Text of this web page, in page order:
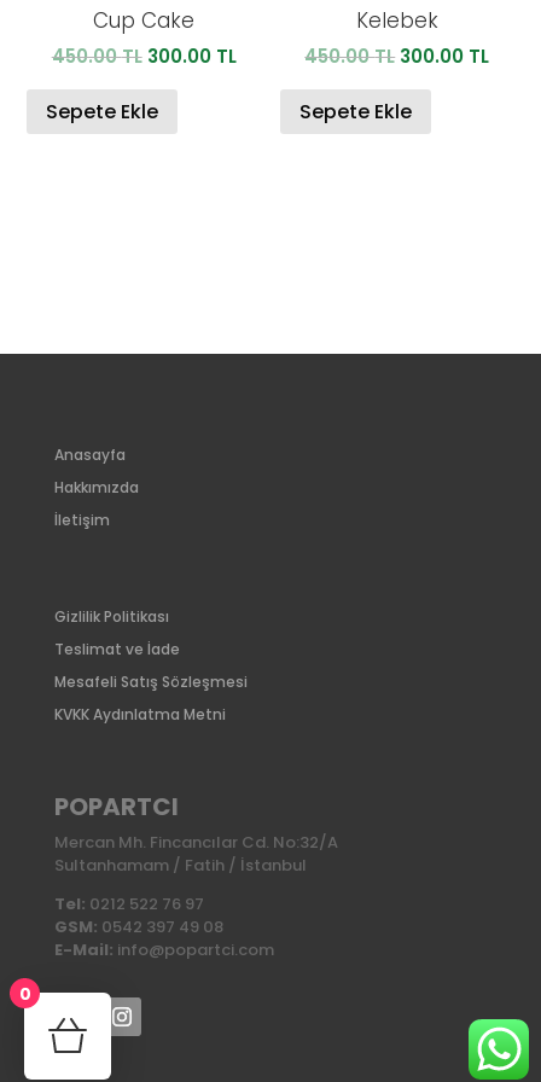
Cup Cake
450.00TL Orijinal
450.00 TL.
300.00 TLŞu
300.00 TL.
Sepete Ekle
Kelebek
450.00TL Orijinal
450.00 TL.
300.00 TLŞu
Sepete Ekle
Anasayfa
Hakkımızda
İletişim
Gizlilik Politikası
Teslimat ve İade
Mesafeli Satış Sözleşmesi
KVKK Aydınlatma Metni
POPARTCI
Mercan Mh. Fincancılar Cd. No:32/A
Sultanhamam / Fatih / İstanbul
Tel: 0212 522 76 97
GSM: 0542 397 49 08
E-Mail: info@popartci.com
0